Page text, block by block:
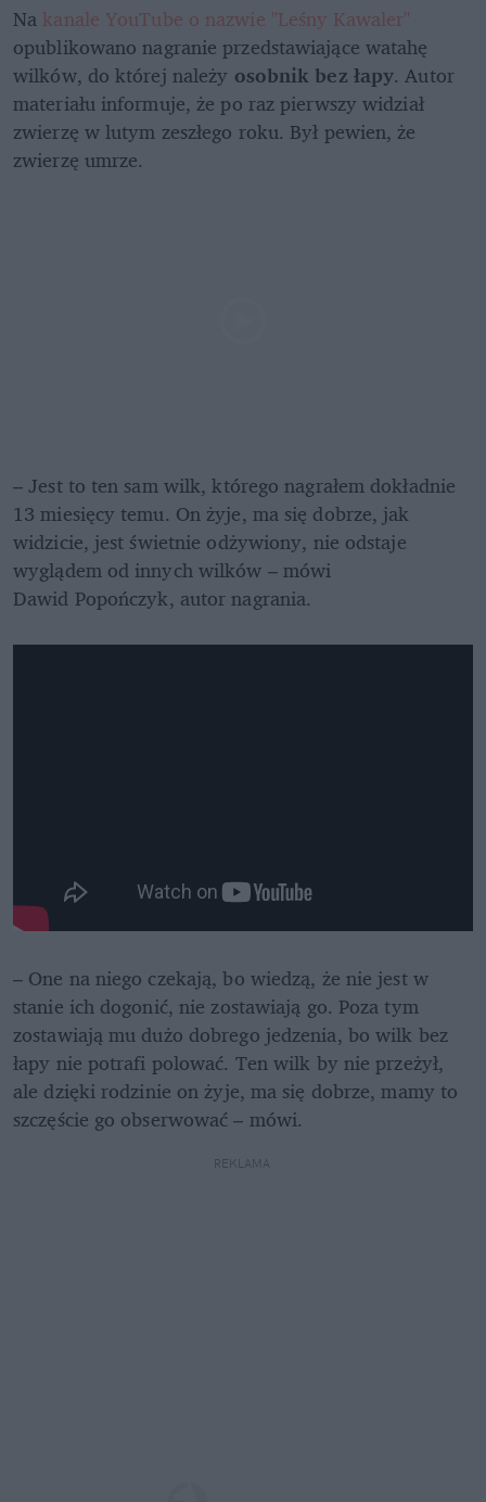
Na kanale YouTube o nazwie "Leśny Kawaler"
opublikowano nagranie przedstawiające watahę
wilków, do której należy osobnik bez łapy. Autor
materiału informuje, że po raz pierwszy widział
zwierzę w lutym zeszłego roku. Był pewien, że
zwierzę umrze.
– Jest to ten sam wilk, którego nagrałem dokładnie
13 miesięcy temu. On żyje, ma się dobrze, jak
widzicie, jest świetnie odżywiony, nie odstaje
wyglądem od innych wilków – mówi
Dawid Popończyk, autor nagrania.
– One na niego czekają, bo wiedzą, że nie jest w
stanie ich dogonić, nie zostawiają go. Poza tym
zostawiają mu dużo dobrego jedzenia, bo wilk bez
łapy nie potrafi polować. Ten wilk by nie przeżył,
ale dzięki rodzinie on żyje, ma się dobrze, mamy to
szczęście go obserwować – mówi.
REKLAMA